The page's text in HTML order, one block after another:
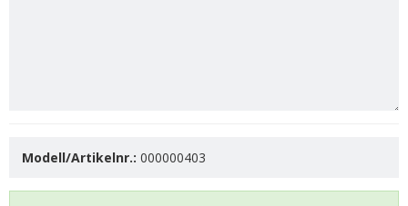
Modell/Artikelnr.: 000000403